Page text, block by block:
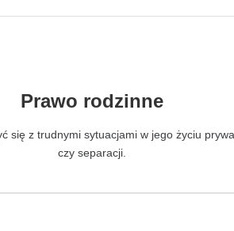
Prawo rodzinne
się z trudnymi sytuacjami w jego życiu
czy separacji.